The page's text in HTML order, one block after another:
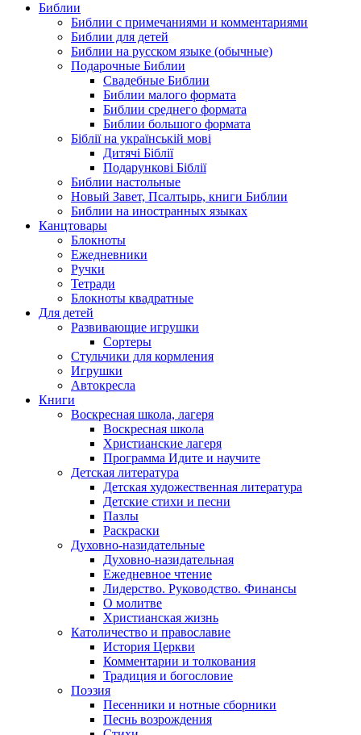
Библии
Библии с примечаниями и комментариями
Библии для детей
Библии на русском языке (обычные)
Подарочные Библии
Свадебные Библии
Библии малого формата
Библии среднего формата
Библии большого формата
Біблії на українській мові
Дитячі Біблії
Подарункові Біблії
Библии настольные
Новый Завет, Псалтырь, книги Библии
Библии на иностранных языках
Канцтовары
Блокноты
Ежедневники
Ручки
Тетради
Блокноты квадратные
Для детей
Развивающие игрушки
Сортеры
Стульчики для кормления
Игрушки
Автокресла
Книги
Воскресная школа, лагеря
Воскресная школа
Христианские лагеря
Программа Идите и научите
Детская литература
Детская художественная литература
Детские стихи и песни
Пазлы
Раскраски
Духовно-назидательные
Духовно-назидательная
Ежедневное чтение
Лидерство. Руководство. Финансы
О молитве
Христианская жизнь
Католичество и православие
История Церкви
Комментарии и толкования
Традиция и богословие
Поэзия
Песенники и нотные сборники
Песнь возрождения